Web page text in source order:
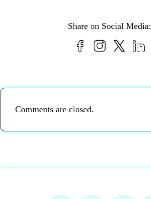
Share on Social Media:
Comments are closed.